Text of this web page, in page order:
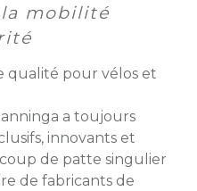
mobilité
qualité pour vélos et
a toujours
innovants et
de patte singulier
de fabricants de